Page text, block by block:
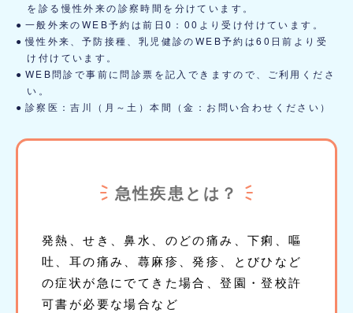
を診る慢性外来の診察時間を分けています。
一般外来のWEB予約は前日0：00より受け付けています。
慢性外来、予防接種、乳児健診のWEB予約は60日前より受
け付けています。
WEB問診で事前に問診票を記入できますので、ご利用くださ
い。
診察医：吉川（月～土）本間（金：お問い合わせください）
急性疾患とは？
発熱、せき、鼻水、のどの痛み、下痢、嘔
吐、耳の痛み、蕁麻疹、発疹、とびひなど
の症状が急にでてきた場合、登園・登校許
可書が必要な場合など